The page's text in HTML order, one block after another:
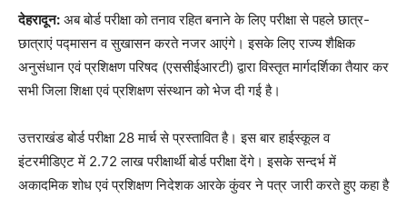
देहरादून: अब बोर्ड परीक्षा को तनाव रहित बनाने के लिए परीक्षा से पहले छात्र-
छात्राएं पद्मासन व सुखासन करते नजर आएंगे। इसके लिए राज्य शैक्षिक
अनुसंधान एवं प्रशिक्षण परिषद (एससीईआरटी) द्वारा विस्तृत मार्गदर्शिका तैयार कर
सभी जिला शिक्षा एवं प्रशिक्षण संस्थान को भेज दी गई है।
उत्तराखंड बोर्ड परीक्षा 28 मार्च से प्रस्तावित है। इस बार हाईस्कूल व
इंटरमीडिएट में 2.72 लाख परीक्षार्थी बोर्ड परीक्षा देंगे। इसके सन्दर्भ में
अकादमिक शोध एवं प्रशिक्षण निदेशक आरके कुंवर ने पत्र जारी करते हुए कहा है